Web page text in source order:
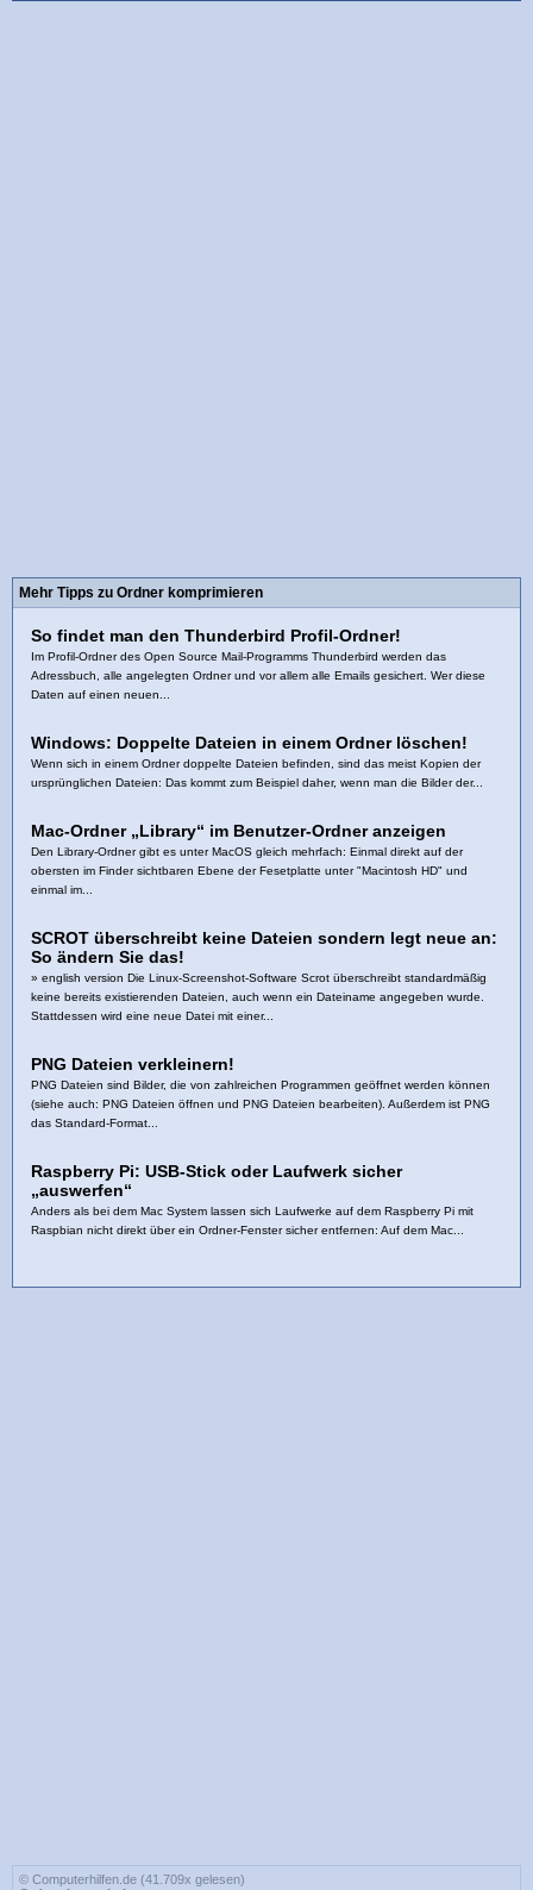
Mehr Tipps zu Ordner komprimieren
So findet man den Thunderbird Profil-Ordner!
Im Profil-Ordner des Open Source Mail-Programms Thunderbird werden das
Adressbuch, alle angelegten Ordner und vor allem alle Emails gesichert. Wer diese
Daten auf einen neuen...
Windows: Doppelte Dateien in einem Ordner löschen!
Wenn sich in einem Ordner doppelte Dateien befinden, sind das meist Kopien der
ursprünglichen Dateien: Das kommt zum Beispiel daher, wenn man die Bilder der...
Mac-Ordner „Library“ im Benutzer-Ordner anzeigen
Den Library-Ordner gibt es unter MacOS gleich mehrfach: Einmal direkt auf der
obersten im Finder sichtbaren Ebene der Fesetplatte unter "Macintosh HD" und
einmal im...
SCROT überschreibt keine Dateien sondern legt neue an:
So ändern Sie das!
» english version Die Linux-Screenshot-Software Scrot überschreibt standardmäßig
keine bereits existierenden Dateien, auch wenn ein Dateiname angegeben wurde.
Stattdessen wird eine neue Datei mit einer...
PNG Dateien verkleinern!
PNG Dateien sind Bilder, die von zahlreichen Programmen geöffnet werden können
(siehe auch: PNG Dateien öffnen und PNG Dateien bearbeiten). Außerdem ist PNG
das Standard-Format...
Raspberry Pi: USB-Stick oder Laufwerk sicher
„auswerfen“
Anders als bei dem Mac System lassen sich Laufwerke auf dem Raspberry Pi mit
Raspbian nicht direkt über ein Ordner-Fenster sicher entfernen: Auf dem Mac...
© Computerhilfen.de (41.709x gelesen)